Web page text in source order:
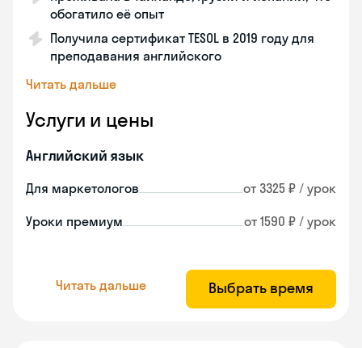
обогатило её опыт
Получила сертификат TESOL в 2019 году для
преподавания английского
Читать дальше
Услуги и цены
Английский язык
Для маркетологов от 3325 ₽ / урок
Уроки премиум от 1590 ₽ / урок
Читать дальше Выбрать время